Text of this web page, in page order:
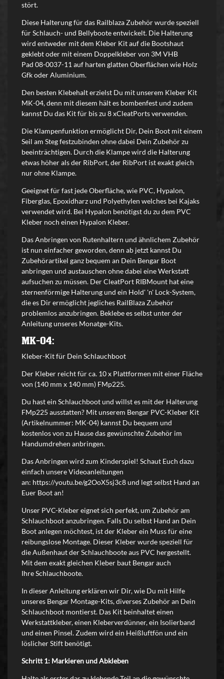
stört.
Diese Halterung für das Railblaza Zubehör wurde speziell
für Schlauch- und Bellyboote entwickelt. Die Halterung
wird entweder mit dem Kleber Kit auf die Bootshaut
geklebt oder mit einem Doppelkleber von 3M VHB
Pad 08-0037-11 auf harten glatten Oberflächen wie Holz
Gfk oder Aluminium.
Den besten Klebehalt erzielst Du mit unserem Kleber Kit
MK-04, denn mit diesem hält es bombenfest und zudem
kannst Du das Kit für bis zu 8 xCleatPorts verwenden.
Die Klampenfunktion ermöglicht Dir, Dein Boot mit einem
Seil am Steg festzubinden ohne dabei Dein Zubehör zu
beeinträchtigen. Durch die Klampe wird die Halterung
etwas höher als der RibPort, der RibPort ist exakt gleich
nur ohne Klampe.
Geeignet für fast jede Oberfläche, wie PVC, Hypalon,
Fiberglas, Epoxidharz und Polyethylen welches bei Kajaks
verwendet wird. Bei Hypalon benötigst du zu dem PVC
Kleber noch einen Hypalon Kleber.
Das Anbringen von Rutenhaltern und ähnlichem Zubehör
ist nun einfacher geworden, denn ab jetzt kannst Du
Zubehörartikel ganz bequem an Dein Bengar Boot
anbringen und austauschen ohne dabei eine Werkstatt
aufsuchen zu müssen. Der CleatPort RIBMount hat eine
sternenförmige Halterung und ein Hold' 'n' Lock-System,
die es Dir ermöglicht jegliches RailBlaza Zubehör
problemlos anzubringen. Beklebe es selbst unter der
Anleitung unseres Monatge-Kits.
MK-04:
Kleber-Kit für Dein Schlauchboot
Der Kleber reicht für ca. 10 x Plattformen mit einer Fläche
von (140 mm x 140 mm) FMp225.
Du hast ein Schlauchboot und willst es mit der Halterung
FMp225 ausstatten? Mit unserem Bengar PVC-Kleber Kit
(Artikelnummer: MK-04) kannst Du bequem und
kostenlos von zu Hause das gewünschte Zubehör im
Handumdrehen anbringen.
Das Anbringen wird zum Kinderspiel! Schaut Euch dazu
einfach unsere Videoanleitungen
an: https://youtu.be/g2OoX5sj3c8und legt selbst Hand an
Euer Boot an!
Unser PVC-Kleber eignet sich perfekt, um Zubehör am
Schlauchboot anzubringen. Falls Du selbst Hand an Dein
Boot anlegen möchtest, ist der Kleber ein Muss für eine
reibungslose Montage. Dieser Kleber wurde speziell für
die Außenhaut der Schlauchboote aus PVC hergestellt.
Mit dem exakt gleichen Kleber baut Bengar auch
Ihre Schlauchboote.
In dieser Anleitung erklären wir Dir, wie Du mit Hilfe
unseres Bengar Montage-Kits, diverses Zubehör an Dein
Schlauchboot montierst. Das Kit beinhaltet einen
Werkstattkleber, einen Kleberverdünner, ein Isolierband
und einen Pinsel. Zudem wird ein Heißluftfön und ein
löslicher Stift benötigt.
Schritt 1: Markieren und Abkleben